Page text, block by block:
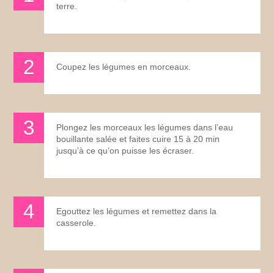
terre.
Coupez les légumes en morceaux.
Plongez les morceaux les légumes dans l’eau
bouillante salée et faites cuire 15 à 20 min
jusqu’à ce qu’on puisse les écraser.
Egouttez les légumes et remettez dans la
casserole.